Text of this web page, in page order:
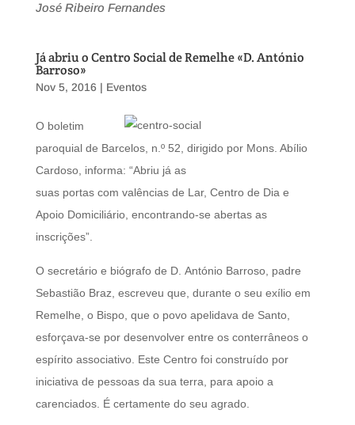
José Ribeiro Fernandes
Já abriu o Centro Social de Remelhe «D. António
Barroso»
Nov 5, 2016 | Eventos
O boletim
paroquial de Barcelos, n.º 52, dirigido por Mons. Abílio
Cardoso, informa: “Abriu já as
suas portas com valências de Lar, Centro de Dia e
Apoio Domiciliário, encontrando-se abertas as
inscrições”.
O secretário e biógrafo de D. António Barroso, padre
Sebastião Braz, escreveu que, durante o seu exílio em
Remelhe, o Bispo, que o povo apelidava de Santo,
esforçava-se por desenvolver entre os conterrâneos o
espírito associativo. Este Centro foi construído por
iniciativa de pessoas da sua terra, para apoio a
carenciados. É certamente do seu agrado.